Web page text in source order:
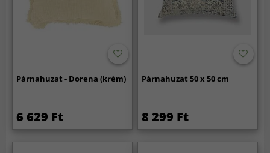
Párnahuzat - Dorena (krém)
6 629 Ft
Párnahuzat 50 x 50 cm
8 299 Ft